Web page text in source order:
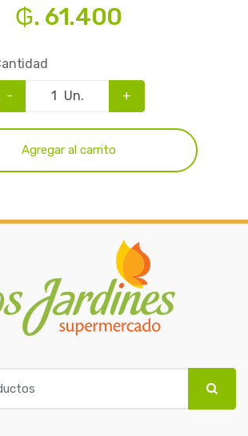
₲. 61.400
- Un. +
Agregar al carrito